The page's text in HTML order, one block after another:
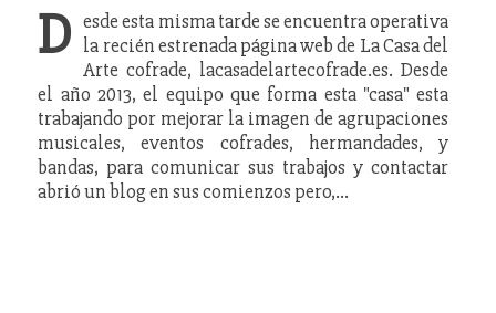
D esde esta misma tarde se encuentra operativa
la recién estrenada página web de La Casa del
Arte cofrade, lacasadelartecofrade.es. Desde
el año 2013, el equipo que forma esta "casa" esta
trabajando por mejorar la imagen de agrupaciones
musicales, eventos cofrades, hermandades, y
bandas, para comunicar sus trabajos y contactar
abrió un blog en sus comienzos pero,…